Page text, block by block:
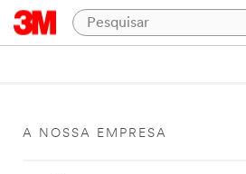
A NOSSA EMPRESA